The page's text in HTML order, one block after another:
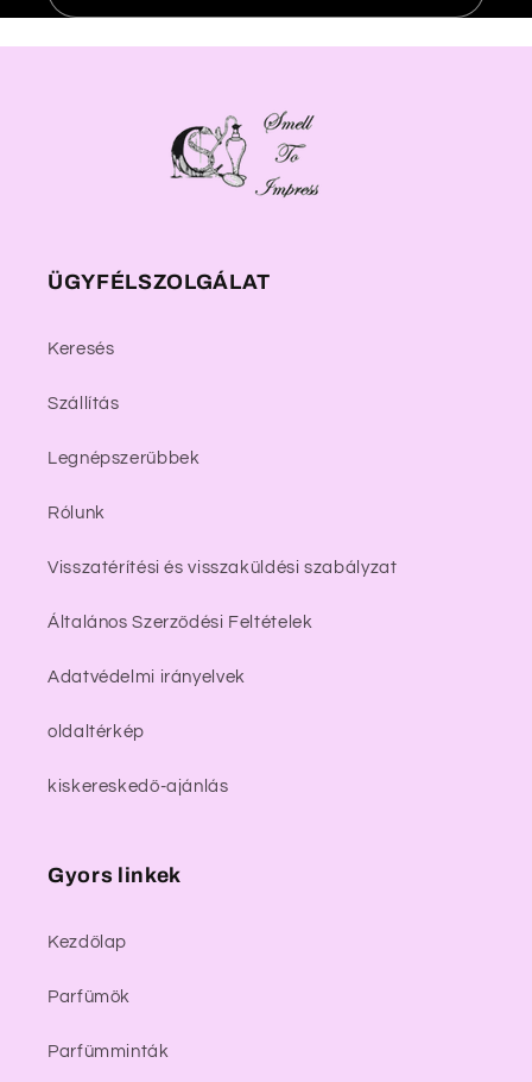
ÜGYFÉLSZOLGÁLAT
Keresés
Szállítás
Legnépszerűbbek
Rólunk
Visszatérítési és visszaküldési szabályzat
Általános Szerződési Feltételek
Adatvédelmi irányelvek
oldaltérkép
kiskereskedő-ajánlás
Gyors linkek
Kezdőlap
Parfümök
Parfümminták